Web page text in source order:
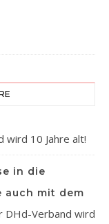
wird 10 Jahre alt!
in die
auch mit dem
DHd-Verband wird